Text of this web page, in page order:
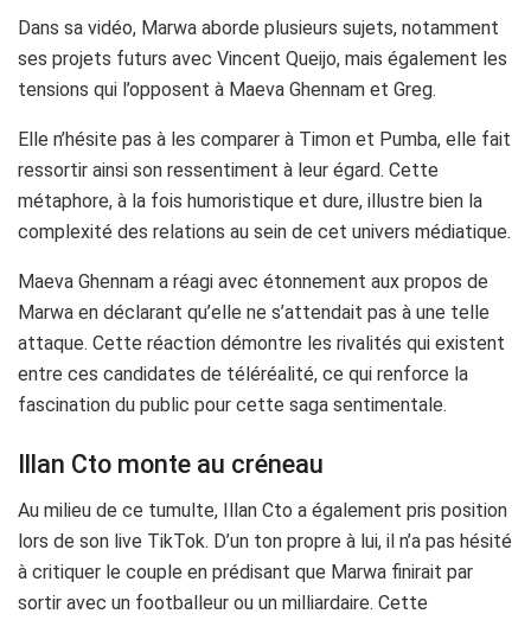
Dans sa vidéo, Marwa aborde plusieurs sujets, notamment
ses projets futurs avec Vincent Queijo, mais également les
tensions qui l’opposent à Maeva Ghennam et Greg.
Elle n’hésite pas à les comparer à Timon et Pumba, elle fait
ressortir ainsi son ressentiment à leur égard. Cette
métaphore, à la fois humoristique et dure, illustre bien la
complexité des relations au sein de cet univers médiatique.
Maeva Ghennam a réagi avec étonnement aux propos de
Marwa en déclarant qu’elle ne s’attendait pas à une telle
attaque. Cette réaction démontre les rivalités qui existent
entre ces candidates de téléréalité, ce qui renforce la
fascination du public pour cette saga sentimentale.
Illan Cto monte au créneau
Au milieu de ce tumulte, Illan Cto a également pris position
lors de son live TikTok. D’un ton propre à lui, il n’a pas hésité
à critiquer le couple en prédisant que Marwa finirait par
sortir avec un footballeur ou un milliardaire. Cette